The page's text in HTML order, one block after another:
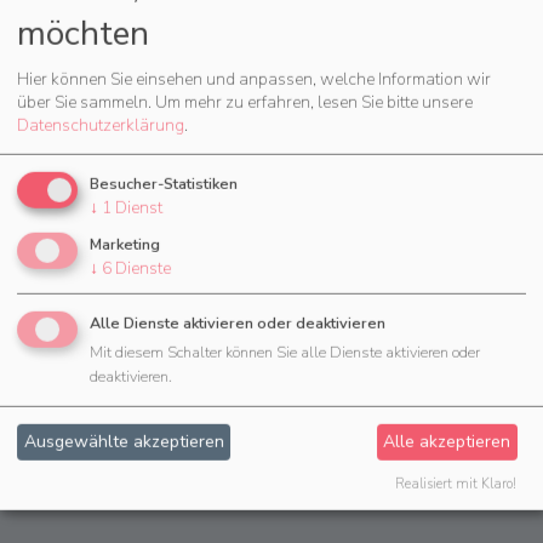
vorübergehend aushelfen. In solchen Fällen haben Sie bei
CrewBrain die Möglichkeit, bei einer Anfrage auch freie
Mitarbeiters) zu erfassen. Auch für diese Mitarbeiter können
Sie anschließend die Verfügbarkeit für die jeweilige
Veranstaltung direkt in CrewBrain erfassen.
möchten
Hier können Sie einsehen und anpassen, welche Information wir
über Sie sammeln. Um mehr zu erfahren, lesen Sie bitte unsere
Datenschutzerklärung.
Besucher-Statistiken
↓ 1 Dienst
Marketing
↓ 6 Dienste
Alle Dienste aktivieren oder deaktivieren
Mit diesem Schalter können Sie alle Dienste aktivieren oder
deaktivieren.
Ausgewählte akzeptieren Alle akzeptieren
Realisiert mit Klaro!